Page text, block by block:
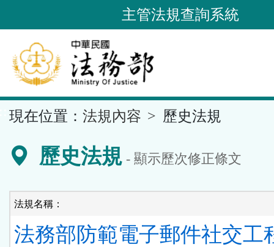
到
要
內
容
區
主管法規查詢系統
現在位置： 法規內容 歷史法規
歷史法規 - 顯示歷次修正條文
法規名稱：
法務部防範電子郵件社交工